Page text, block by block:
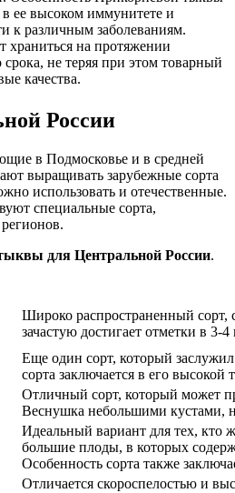
в ее высоком иммунитете и
к различным заболеваниям.
храниться на протяжении
срока, не теряя при этом товарный
качества.
России
в Подмосковье и в средней
выращивать зарубежные сорта
использовать и отечественные.
специальные сорта,
для Центральной России.
Широко распространенный сорт,
зачастую достигает отметки в
Еще один сорт, который
сорта заключается в его
Отличный сорт, который может
Веснушка небольшими кустами,
Идеальный вариант для тех, кто
большие плоды, в которых
Особенность сорта также
Отличается скороспелостью и